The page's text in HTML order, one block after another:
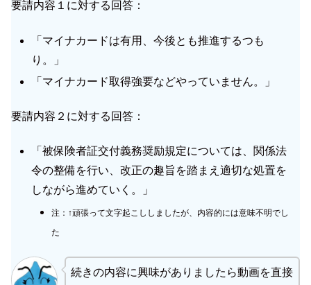
要請内容１に対する回答：
「マイナカードは有用、今後とも推進するつも
り。」
「マイナカード取得強要などやっていません。」
要請内容２に対する回答：
「被保険者証交付義務奨励規定については、関係法
令の整備を行い、改正の趣旨を踏まえ適切な処置を
しながら進めていく。」
注：↑頑張って文字起こししましたが、内容的には意味不明でし
た
続きの内容に興味がありましたら動画を直接